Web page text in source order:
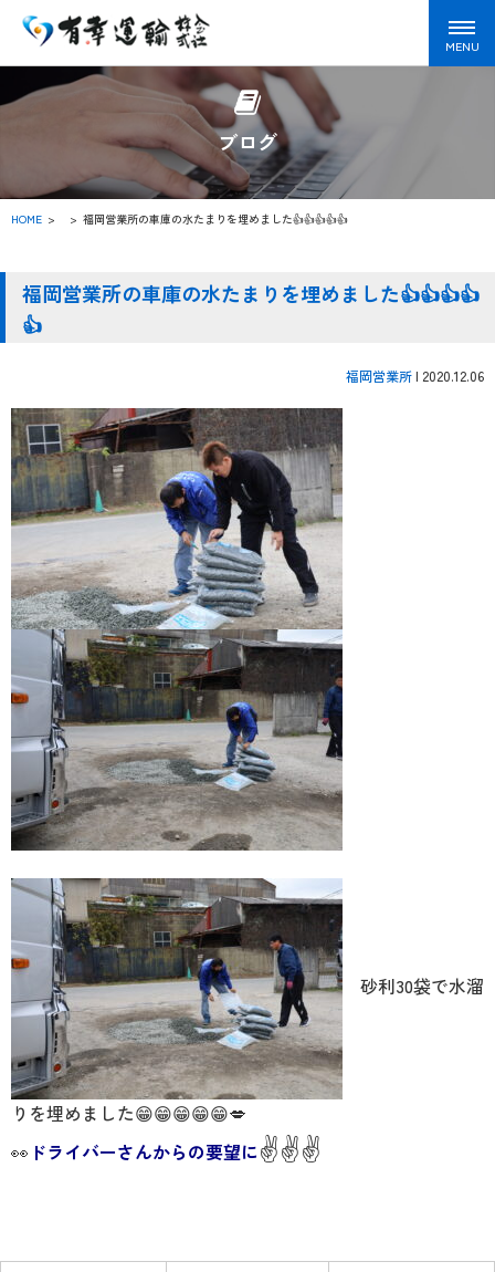
ブログ
HOME > 福岡営業所の車庫の水たまりを埋めました👍👍👍👍👍
福岡営業所の車庫の水たまりを埋めました👍👍👍👍
👍
福岡営業所| 2020.12.06
砂利30袋で水溜
りを埋めました😁😁😁😁😁💋
👀 ドライバーさんからの要望に✌✌✌